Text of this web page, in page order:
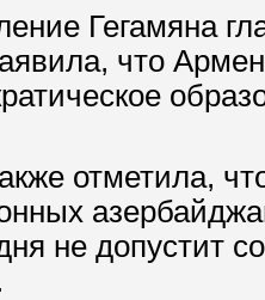
Гегамяна
что
отметила,
не допустит